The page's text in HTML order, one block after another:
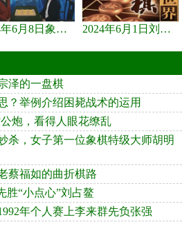
2024年6月8日象棋世界，刘君、蒋川讲解了第九届杨官璘杯全国象棋... 2024年6月1日刘君、蒋川讲解第三届上海杯象棋大师赛谢靖与李少庚...
泽的一盘棋
？举例介绍困毙战术的运用
炮，看得人眼花缭乱
杀，女子第一位象棋特级大师胡明
蔡福如的曲折棋路
胜“小点心”刘占鳌
年个人赛上李来群先负张强